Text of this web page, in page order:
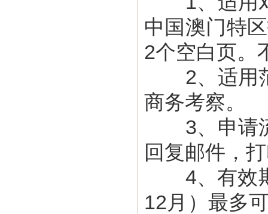
中国澳门特
2个空白页。
2、适用范
商务考察。
3、申请流
回复邮件，
4、有效期
12月）最多